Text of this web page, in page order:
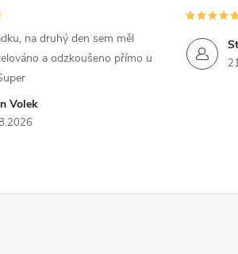
Volek
na druhý den sem měl
a odzkoušeno přímo u